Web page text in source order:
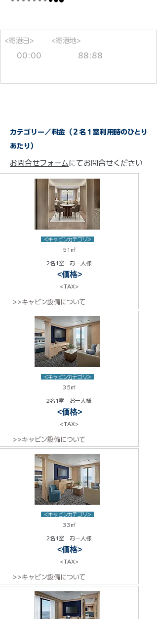
<寄港日>
00:00
<寄港地>
88:88
カテゴリー／料金（２名１室利用時のひとり
あたり）
お問合せフォームにてお問合せください
<キャビンカテゴリ>
51㎡
2名1室 お一人様
<価格>
<TAX>
>>キャビン設備について
<キャビンカテゴリ>
35㎡
2名1室 お一人様
<価格>
<TAX>
>>キャビン設備について
<キャビンカテゴリ>
33㎡
2名1室 お一人様
<価格>
<TAX>
>>キャビン設備について